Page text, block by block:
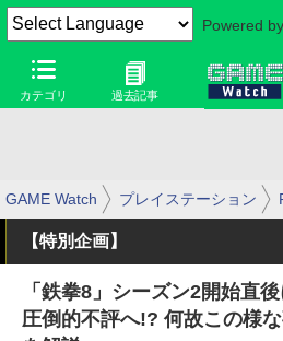
Powered by
カテゴリ 過去記事
GAME Watch プレイステーション
【特別企画】
「鉄拳8」シーズン2開始直
圧倒的不評へ!? 何故この様